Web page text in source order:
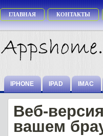
ГЛАВНАЯ КОНТАКТЫ
IPHONE IPAD IMAC
Веб-
вашем